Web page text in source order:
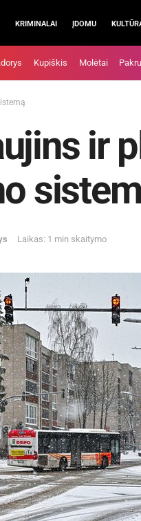
KRIMINALAI ĮDOMU
Kupiškis Molėtai
ir
Laikas: 1 min skaitymo